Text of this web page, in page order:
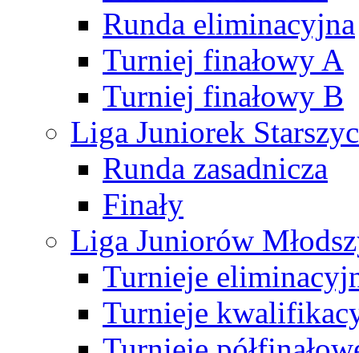
Runda eliminacyjna
Turniej finałowy A
Turniej finałowy B
Liga Juniorek
Runda zasadnicza
Finały
Liga Juniorów
Turnieje
Turnieje